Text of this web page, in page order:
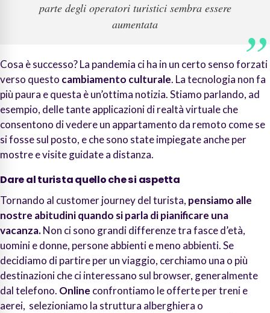
parte degli operatori turistici sembra essere
aumentata
Cosa è successo? La pandemia ci ha in un certo senso forzati
verso questo cambiamento culturale. La tecnologia non fa
più paura e questa è un’ottima notizia. Stiamo parlando, ad
esempio, delle tante applicazioni di realtà virtuale che
consentono di vedere un appartamento da remoto come se
si fosse sul posto, e che sono state impiegate anche per
mostre e visite guidate a distanza.
Dare al turista quello che si aspetta
Tornando al customer journey del turista, pensiamo alle
nostre abitudini quando si parla di pianificare una
vacanza.Non ci sono grandi differenze tra fasce d’età,
uomini e donne, persone abbienti e meno abbienti. Se
decidiamo di partire per un viaggio, cerchiamo una o più
destinazioni che ci interessano sul browser, generalmente
dal telefono. Online confrontiamo le offerte per treni e
aerei, selezioniamo la struttura alberghiera o